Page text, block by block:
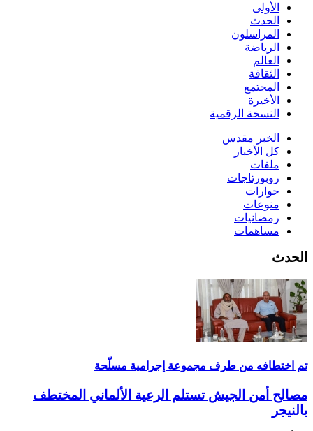
الأولى
الحدث
المراسلون
الرياضة
العالم
الثقافة
المجتمع
الأخيرة
النسخة الرقمية
الخبر مقدس
كل الأخبار
ملفات
روبورتاجات
حوارات
منوعات
رمضانيات
مساهمات
الحدث
تم اختطافه من طرف مجموعة إجرامية مسلّحة
مصالح أمن الجيش تستلم الرعية الألماني المختطف
بالنيجر